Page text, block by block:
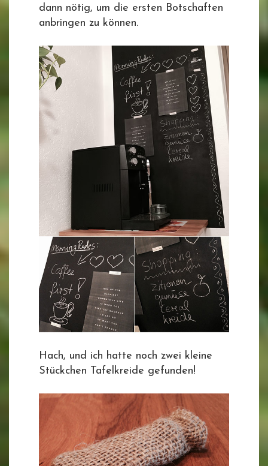
dann nötig, um die ersten Botschaften
anbringen zu können.
Hach, und ich hatte noch zwei kleine
Stückchen Tafelkreide gefunden!